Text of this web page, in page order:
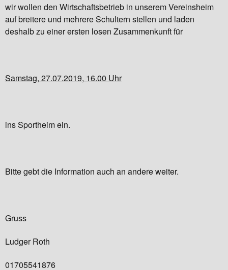
wir wollen den Wirtschaftsbetrieb in unserem Vereinsheim
auf breitere und mehrere Schultern stellen und laden
deshalb zu einer ersten losen Zusammenkunft für
Samstag, 27.07.2019, 16.00 Uhr
ins Sportheim ein.
Bitte gebt die Information auch an andere weiter.
Gruss
Ludger Roth
01705541876